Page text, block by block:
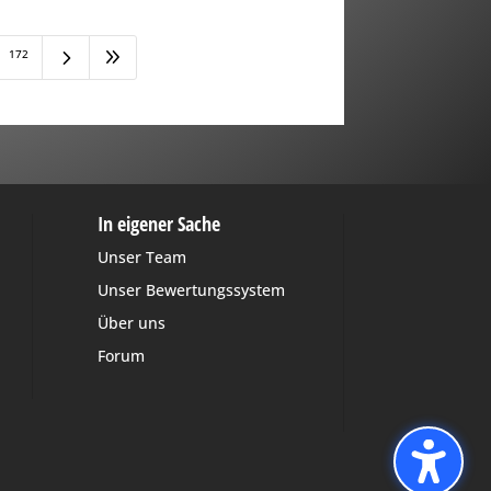
172 5 9
In eigener Sache
Unser Team
Unser Bewertungssystem
Über uns
Forum